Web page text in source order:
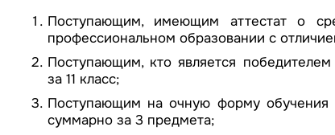
Поступающим, имеющим аттестат о
профессиональном образовании с
Поступающим, кто является
за 11 класс;
Поступающим на очную форму обучения
суммарно за 3 предмета;